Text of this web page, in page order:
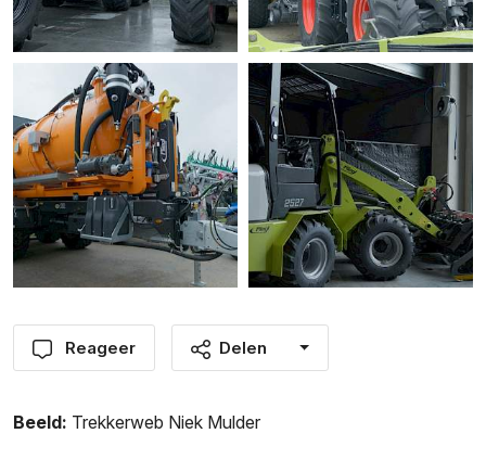
Reageer Delen
Beeld: Trekkerweb Niek Mulder